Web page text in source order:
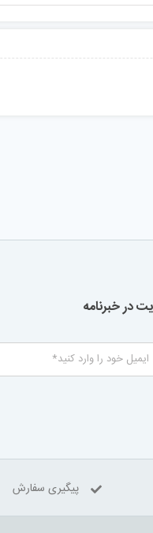
در خبرنامه
پیگیری سفارش